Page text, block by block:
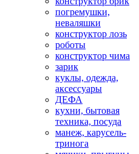
погремушки,
неваляшки
конструктор лозь
роботы
конструктор чима
зарик
куклы, одежда,
аксессуары
ДЕФА
кухни, бытовая
техника, посуда
манеж, карусель-
тринога